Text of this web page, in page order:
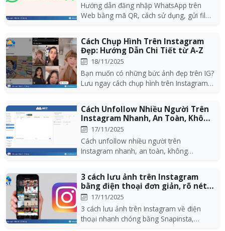
Hướng dẫn đăng nhập WhatsApp trên
Web bằng mã QR, cách sử dụng, gửi file,
Cách Chụp Hình Trên Instagram
Đẹp: Hướng Dẫn Chi Tiết từ A-Z
18/11/2025
Bạn muốn có những bức ảnh đẹp trên IG?
Lưu ngay cách chụp hình trên Instagram
Cách Unfollow Nhiều Người Trên
Instagram Nhanh, An Toàn, Không
Checkpo...
17/11/2025
Cách unfollow nhiều người trên
Instagram nhanh, an toàn, không
3 cách lưu ảnh trên Instagram
bằng điện thoại đơn giản, rõ nét
và dễ á...
17/11/2025
3 cách lưu ảnh trên Instagram về điện
thoại nhanh chóng bằng Snapinsta,